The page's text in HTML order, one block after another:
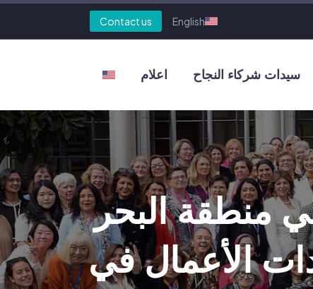
English
Contact us
سيدات شركاء النجاح اعلام
منطقة البحر
الأعمال في